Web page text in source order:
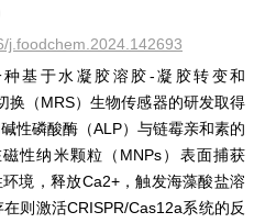
j.foodchem.2024.142693
基于水凝胶溶胶-凝胶转变和
换（MRS）生物传感器的研发取得
性磷酸酶（ALP）与链霉亲和素的
性纳米颗粒（MNPs）表面捕获
境，释放Ca2+，触发海藻酸盐溶
则激活CRISPR/Cas12a系统的反